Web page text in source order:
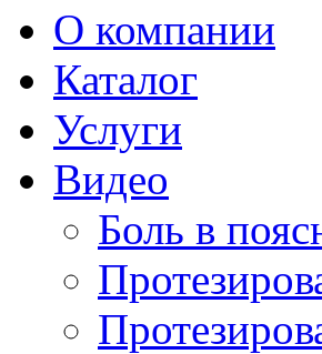
О компании
Каталог
Услуги
Видео
Боль в